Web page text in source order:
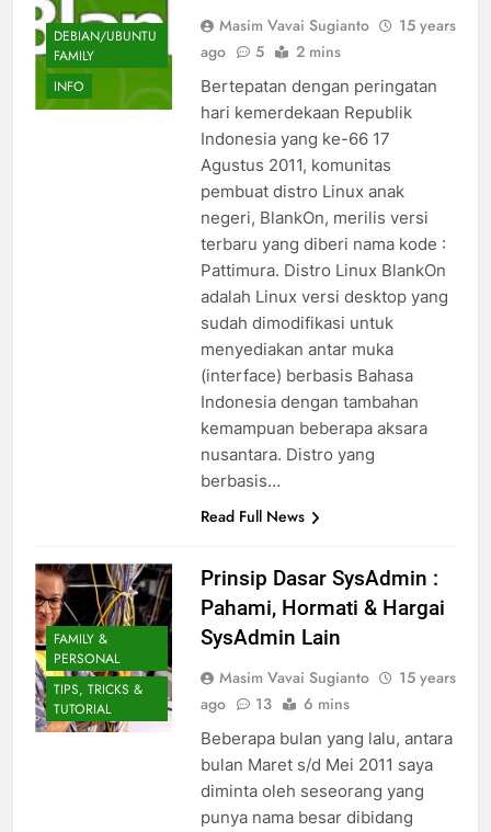
DEBIAN/UBUNTU
FAMILY
INFO
Masim Vavai Sugianto
15 years
ago
5 2 mins
Bertepatan dengan peringatan
hari kemerdekaan Republik
Indonesia yang ke-66 17
Agustus 2011, komunitas
pembuat distro Linux anak
negeri, BlankOn, merilis versi
terbaru yang diberi nama kode :
Pattimura. Distro Linux BlankOn
adalah Linux versi desktop yang
sudah dimodifikasi untuk
menyediakan antar muka
(interface) berbasis Bahasa
Indonesia dengan tambahan
kemampuan beberapa aksara
nusantara. Distro yang
berbasis…
Read Full News
FAMILY &
PERSONAL
TIPS, TRICKS &
TUTORIAL
Prinsip Dasar SysAdmin :
Pahami, Hormati & Hargai
SysAdmin Lain
Masim Vavai Sugianto
15 years
ago
13 6 mins
Beberapa bulan yang lalu, antara
bulan Maret s/d Mei 2011 saya
diminta oleh seseorang yang
punya nama besar dibidang